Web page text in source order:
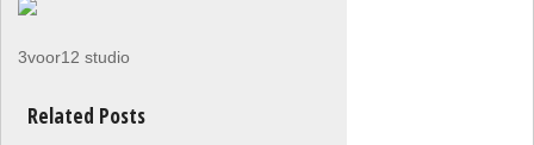
3voor12 studio
Related Posts